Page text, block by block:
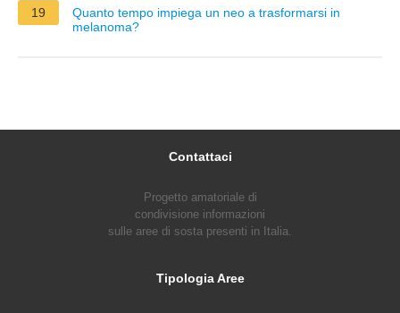
19
Quanto tempo impiega un neo a trasformarsi in
melanoma?
Contattaci
Progetto amatoriale di
condivisione informazioni
sulle aree di sosta presenti in Italia.
Tipologia Aree